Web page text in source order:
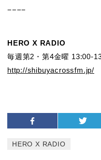
−−−−
HERO X RADIO
毎週第2・第4金曜 13:00-
http://shibuyacrossfm.jp/
HERO X RADIO